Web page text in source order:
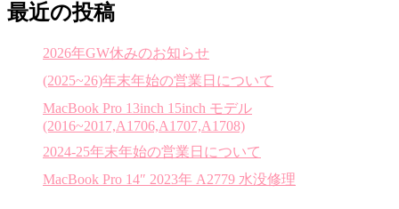
最近の投稿
2026年GW休みのお知らせ
(2025~26)年末年始の営業日について
MacBook Pro 13inch 15inch モデル
(2016~2017,A1706,A1707,A1708)
2024-25年末年始の営業日について
MacBook Pro 14″ 2023年 A2779 水没修理